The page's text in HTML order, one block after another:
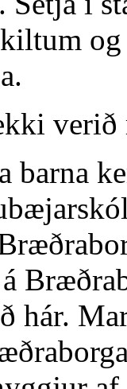
verið
hár.